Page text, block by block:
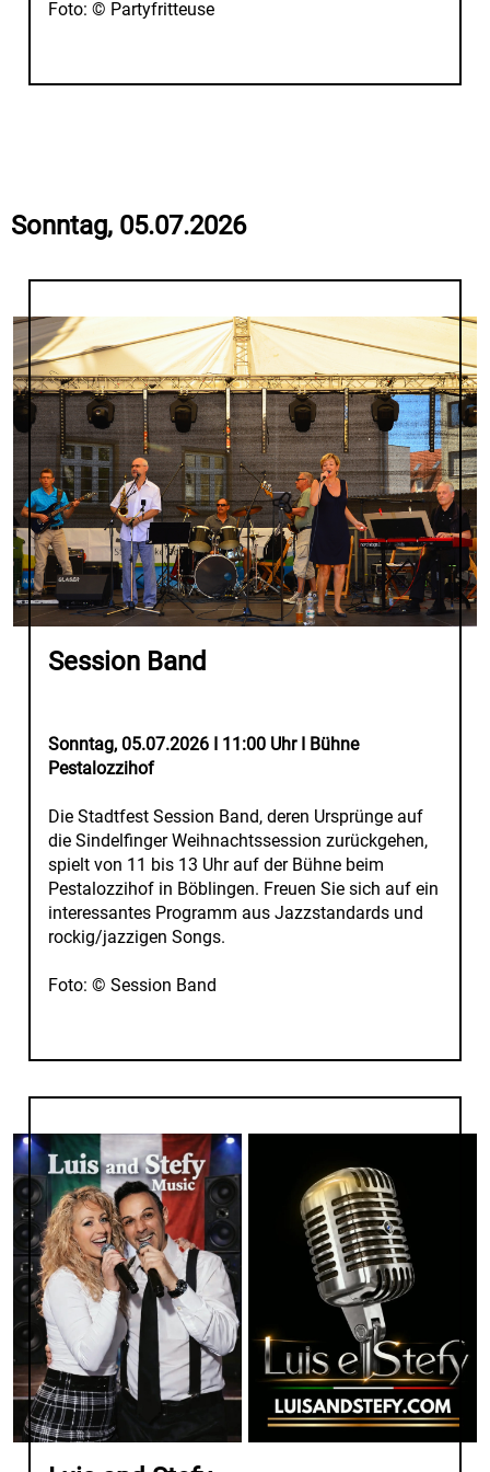
Foto: © Partyfritteuse
Sonntag, 05.07.2026
Session Band
Sonntag, 05.07.2026 I 11:00 Uhr I Bühne
Pestalozzihof
Die Stadtfest Session Band, deren Ursprünge auf
die Sindelfinger Weihnachtssession zurückgehen,
spielt von 11 bis 13 Uhr auf der Bühne beim
Pestalozzihof in Böblingen. Freuen Sie sich auf ein
interessantes Programm aus Jazzstandards und
rockig/jazzigen Songs.
Foto: © Session Band